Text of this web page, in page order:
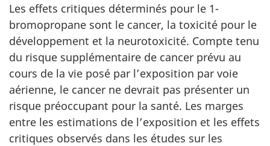
Les effets critiques déterminés pour le 1-
bromopropane sont le cancer, la toxicité pour le
développement et la neurotoxicité. Compte tenu
du risque supplémentaire de cancer prévu au
cours de la vie posé par l’exposition par voie
aérienne, le cancer ne devrait pas présenter un
risque préoccupant pour la santé. Les marges
entre les estimations de l’exposition et les effets
critiques observés dans les études sur les